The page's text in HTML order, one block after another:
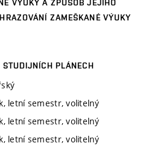
VÝUKY A ZPŮSOB JEJÍHO
ZAMEŠKANÉ VÝUKY
PLÁNECH
letní semestr, volitelný
letní semestr, volitelný
letní semestr, volitelný